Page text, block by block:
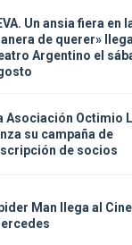
Un ansia fiera en
de querer» llega
Argentino el
Asociación Octimio
su campaña de
de socios
Man llega al Cine